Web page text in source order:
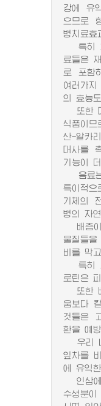
강에 유
으므로
병치료효
특히
료들은
로 포함
여러가지
의 효능
또한 대
식품이
산-알카
대사를
기능이
음료는
특이적
기체의
병의 자
배즙이
물질들
비를 막
특히
로틴은
또한 배
움보다
것들은
환을 예
우리
잎차를
에 유익
인삼에
수성분